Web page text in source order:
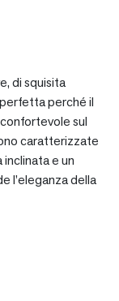
di squisita
perché il
sul
caratterizzate
e un
l’eleganza della